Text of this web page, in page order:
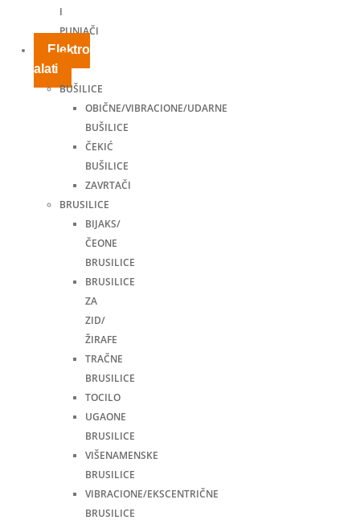
I
PUNJAČI
Elektro
alati
BUŠILICE
OBIČNE/VIBRACIONE/UDARNE
BUŠILICE
ČEKIĆ
BUŠILICE
ZAVRTAČI
BRUSILICE
BIJAKS/
ČEONE
BRUSILICE
BRUSILICE
ZA
ZID/
ŽIRAFE
TRAČNE
BRUSILICE
TOCILO
UGAONE
BRUSILICE
VIŠENAMENSKE
BRUSILICE
VIBRACIONE/EKSCENTRIČNE
BRUSILICE